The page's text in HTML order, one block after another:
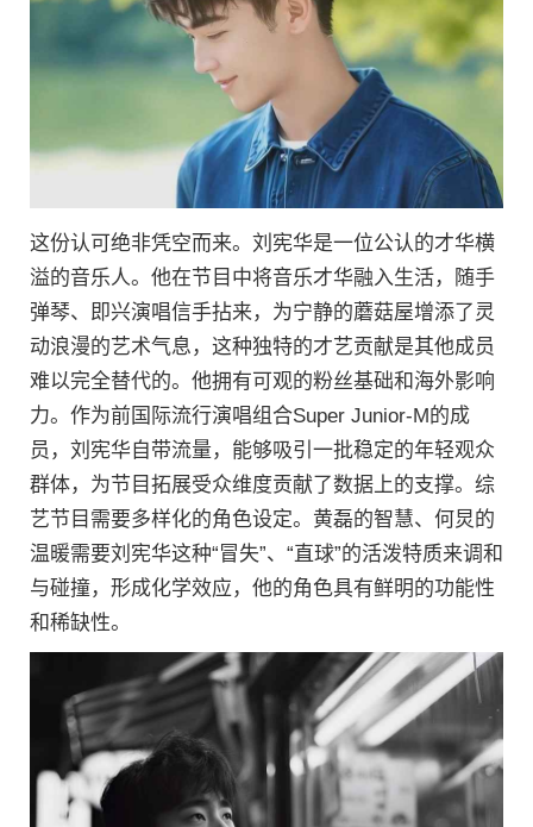
这份认可绝非凭空而来。刘宪华是一位公认的才华横
溢的音乐人。他在节目中将音乐才华融入生活，随手
弹琴、即兴演唱信手拈来，为宁静的蘑菇屋增添了灵
动浪漫的艺术气息，这种独特的才艺贡献是其他成员
难以完全替代的。他拥有可观的粉丝基础和海外影响
力。作为前国际流行演唱组合Super Junior-M的成
员，刘宪华自带流量，能够吸引一批稳定的年轻观众
群体，为节目拓展受众维度贡献了数据上的支撑。综
艺节目需要多样化的角色设定。黄磊的智慧、何炅的
温暖需要刘宪华这种“冒失”、“直球”的活泼特质来调和
与碰撞，形成化学效应，他的角色具有鲜明的功能性
和稀缺性。